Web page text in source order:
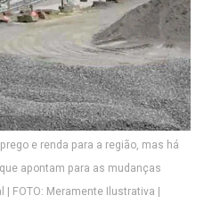
e renda para a região, mas há
apontam para as mudanças
FOTO: Meramente Ilustrativa |